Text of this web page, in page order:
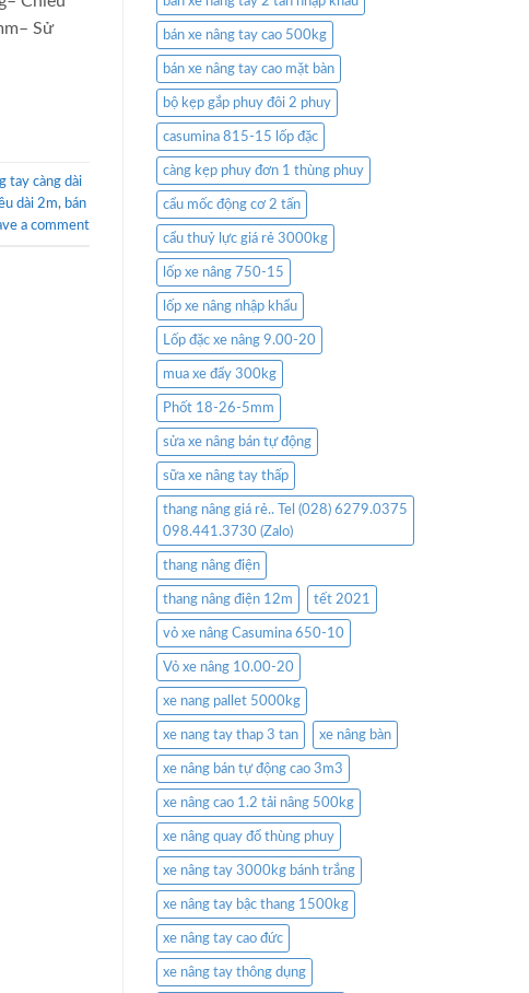
Sử
tay càng dài
dài 2m, bán
a comment
bán xe nâng tay cao 500kg
bán xe nâng tay cao mặt bàn
bộ kẹp gắp phuy đôi 2 phuy
casumina 815-15 lốp đặc
càng kẹp phuy đơn 1 thùng phuy
cẩu mốc động cơ 2 tấn
cẩu thuỷ lực giá rẻ 3000kg
lốp xe nâng 750-15
lốp xe nâng nhập khẩu
Lốp đặc xe nâng 9.00-20
mua xe đẩy 300kg
Phốt 18-26-5mm
sửa xe nâng bán tự động
sữa xe nâng tay thấp
thang nâng giá rẻ.. Tel (028) 6279.0375
098.441.3730 (Zalo)
thang nâng điện
thang nâng điện 12m tết 2021
vỏ xe nâng Casumina 650-10
Vỏ xe nâng 10.00-20
xe nang pallet 5000kg
xe nang tay thap 3 tan xe nâng bàn
xe nâng bán tự động cao 3m3
xe nâng cao 1.2 tải nâng 500kg
xe nâng quay đổ thùng phuy
xe nâng tay 3000kg bánh trắng
xe nâng tay bậc thang 1500kg
xe nâng tay cao đức
xe nâng tay thông dụng